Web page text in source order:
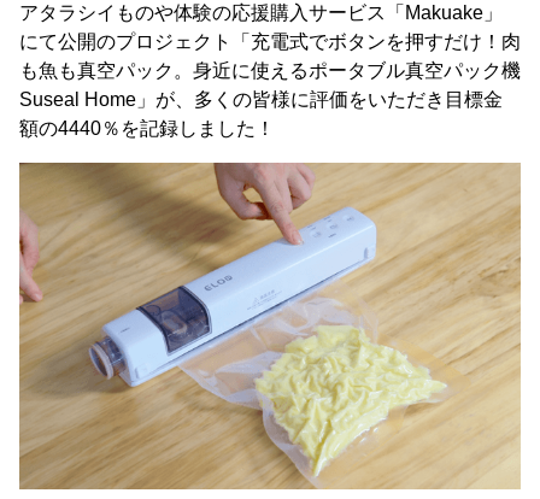
アタラシイものや体験の応援購入サービス「Makuake」
にて公開のプロジェクト「充電式でボタンを押すだけ！肉
も魚も真空パック。身近に使えるポータブル真空パック機
Suseal Home」が、多くの皆様に評価をいただき目標金
額の4440％を記録しました！